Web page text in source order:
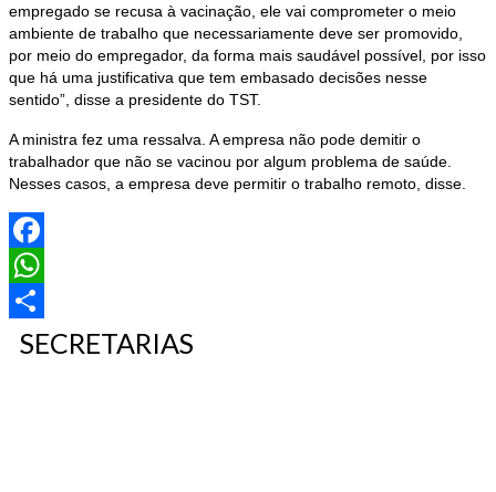
empregado se recusa à vacinação, ele vai comprometer o meio
ambiente de trabalho que necessariamente deve ser promovido,
por meio do empregador, da forma mais saudável possível, por isso
que há uma justificativa que tem embasado decisões nesse
sentido”, disse a presidente do TST.
A ministra fez uma ressalva. A empresa não pode demitir o
trabalhador que não se vacinou por algum problema de saúde.
Nesses casos, a empresa deve permitir o trabalho remoto, disse.
Facebook
WhatsApp
Share
SECRETARIAS